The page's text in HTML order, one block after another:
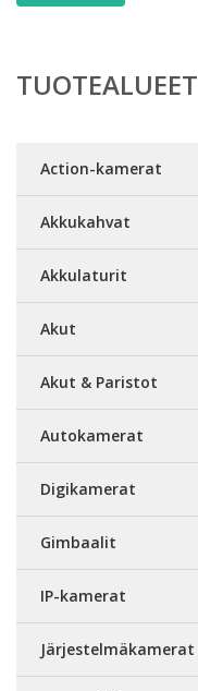
TUOTEALUEET
Action-kamerat
Akkukahvat
Akkulaturit
Akut
Akut & Paristot
Autokamerat
Digikamerat
Gimbaalit
IP-kamerat
Järjestelmäkamerat